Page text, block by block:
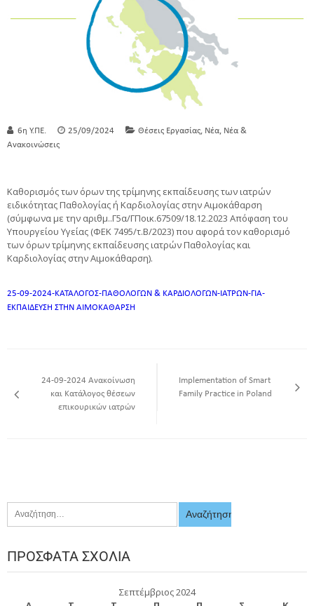
6η Υ.ΠΕ. 25/09/2024 Θέσεις Εργασίας, Νέα, Νέα &
Ανακοινώσεις
Καθορισμός των όρων της τρίμηνης εκπαίδευσης των ιατρών
ειδικότητας Παθολογίας ή Καρδιολογίας στην Αιμοκάθαρση
(σύμφωνα με την αριθμ..Γ5α/ΓΠοικ.67509/18.12.2023 Απόφαση του
Υπουργείου Υγείας (ΦΕΚ 7495/τ.Β/2023) που αφορά τον καθορισμό
των όρων τρίμηνης εκπαίδευσης ιατρών Παθολογίας και
Καρδιολογίας στην Αιμοκάθαρση).
25-09-2024-ΚΑΤΑΛΟΓΟΣ-ΠΑΘΟΛΟΓΩΝ & ΚΑΡΔΙΟΛΟΓΩΝ-ΙΑΤΡΩΝ-ΓΙΑ-
ΕΚΠΑΙΔΕΥΣΗ ΣΤΗΝ ΑΙΜΟΚΑΘΑΡΣΗ
24-09-2024 Ανακοίνωση
και Κατάλογος θέσεων
επικουρικών ιατρών
Implementation of Smart
Family Practice in Poland
ΠΡΌΣΦΑΤΑ ΣΧΌΛΙΑ
Σεπτέμβριος 2024